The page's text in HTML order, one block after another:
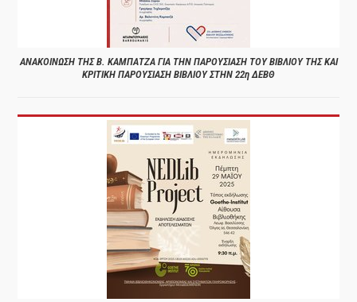
ΑΝΑΚΟΙΝΩΣΗ ΤΗΣ Β. ΚΑΜΠΑΤΖΑ ΓΙΑ ΤΗΝ ΠΑΡΟΥΣΙΑΣΗ ΤΟΥ ΒΙΒΛΙΟΥ ΤΗΣ ΚΑΙ
ΚΡΙΤΙΚΗ ΠΑΡΟΥΣΙΑΣΗ ΒΙΒΛΙΟΥ ΣΤΗΝ 22η ΔΕΒΘ